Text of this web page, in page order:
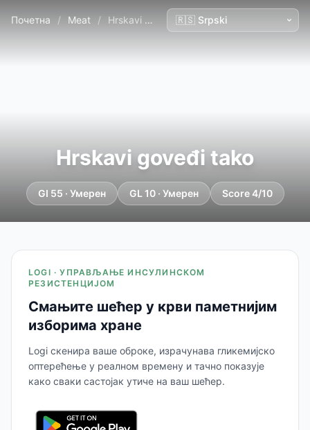
Почетна / Meat / Hrskavi goveđi tako
Hrskavi goveđi tako
GI 55 · Умерен GL 10 · Умерен Score 4/10
LOGI · УПРАВЉАЊЕ ИНСУЛИНСКОМ
РЕЗИСТЕНЦИЈОМ
Смањите шећер у крви паметнијим
изборима хране
Logi скенира ваше оброке, израчунава гликемијско
оптерећење у реалном времену и тачно показује
како сваки састојак утиче на ваш шећер.